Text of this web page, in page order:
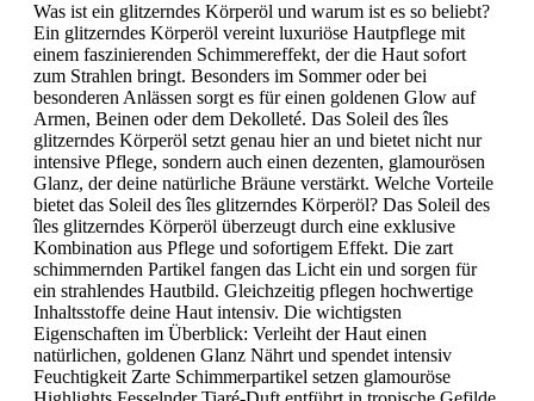
Was ist ein glitzerndes Körperöl und warum ist es so beliebt?
Ein glitzerndes Körperöl vereint luxuriöse Hautpflege mit
einem faszinierenden Schimmereffekt, der die Haut sofort
zum Strahlen bringt. Besonders im Sommer oder bei
besonderen Anlässen sorgt es für einen goldenen Glow auf
Armen, Beinen oder dem Dekolleté. Das Soleil des îles
glitzerndes Körperöl setzt genau hier an und bietet nicht nur
intensive Pflege, sondern auch einen dezenten, glamourösen
Glanz, der deine natürliche Bräune verstärkt. Welche Vorteile
bietet das Soleil des îles glitzerndes Körperöl? Das Soleil des
îles glitzerndes Körperöl überzeugt durch eine exklusive
Kombination aus Pflege und sofortigem Effekt. Die zart
schimmernden Partikel fangen das Licht ein und sorgen für
ein strahlendes Hautbild. Gleichzeitig pflegen hochwertige
Inhaltsstoffe deine Haut intensiv. Die wichtigsten
Eigenschaften im Überblick: Verleiht der Haut einen
natürlichen, goldenen Glanz Nährt und spendet intensiv
Feuchtigkeit Zarte Schimmerpartikel setzen glamouröse